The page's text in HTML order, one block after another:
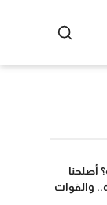
أصلحنا
والقوات